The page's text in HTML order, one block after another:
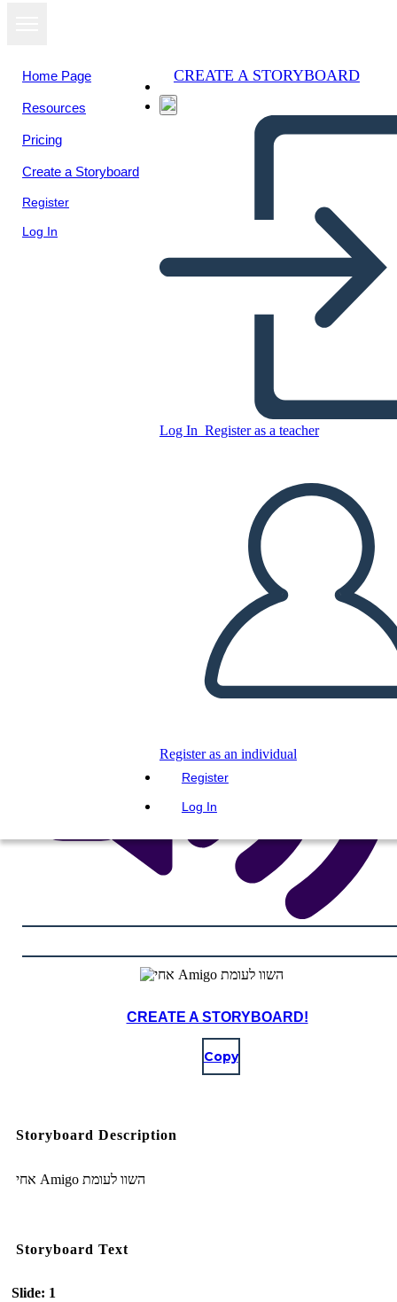
Home Page
Resources
Pricing
Create a Storyboard
Register
Log In
CREATE A STORYBOARD
Log In Register as a teacher
Register as an individual
Register
Log In
אחי Amigo השוו לעומת
CREATE A STORYBOARD
PLAY SLIDESHOW
READ TO ME
CREATE A STORYBOARD!
Copy
Storyboard Description
אחי Amigo השוו לעומת
Storyboard Text
Slide: 1